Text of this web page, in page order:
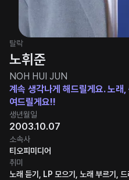
탈락
노휘준
NOH HUI JUN
계속 생각나게 해드릴게요. 노래
여드릴게요!!
생년월일
2003.10.07
소속사
티오피미디어
취미
노래 듣기, LP 모으기, 노래 부르기,